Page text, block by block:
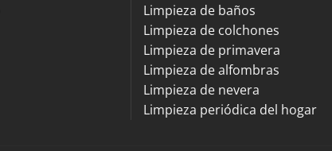
Limpieza de baños
Limpieza de colchones
Limpieza de primavera
Limpieza de alfombras
Limpieza de nevera
Limpieza periódica del hogar